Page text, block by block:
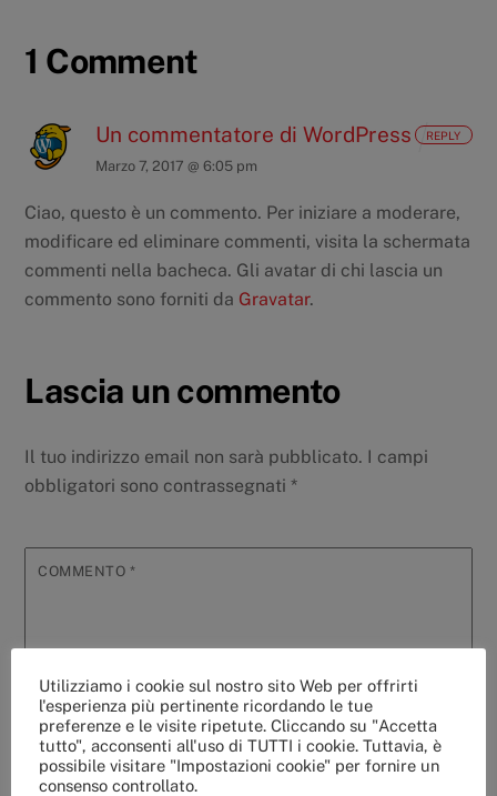
1 Comment
Un commentatore di WordPress
Marzo 7, 2017 @ 6:05 pm
Ciao, questo è un commento. Per iniziare a moderare,
modificare ed eliminare commenti, visita la schermata
commenti nella bacheca. Gli avatar di chi lascia un
commento sono forniti da Gravatar.
REPLY
Lascia un commento
Il tuo indirizzo email non sarà pubblicato. I campi
obbligatori sono contrassegnati*
COMMENTO*
Utilizziamo i cookie sul nostro sito Web per offrirti
l'esperienza più pertinente ricordando le tue
preferenze e le visite ripetute. Cliccando su "Accetta
tutto", acconsenti all'uso di TUTTI i cookie. Tuttavia, è
possibile visitare "Impostazioni cookie" per fornire un
consenso controllato.